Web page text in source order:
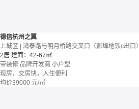
德信杭州之翼
上城区 | 鸿泰路与明月桥路交叉口（彭埠地铁c出口）
2居 建面：42-67㎡
带装修 品牌开发商 小户型
现房，交房快，入住便利
均价39000 元/㎡